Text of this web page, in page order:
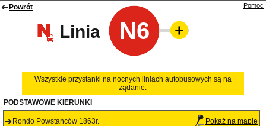
Powrót
Linia N6
Pomoc
Wszystkie przystanki na nocnych liniach autobusowych są na
żądanie.
PODSTAWOWE KIERUNKI
Rondo Powstańców 1863r. Pokaż na mapie